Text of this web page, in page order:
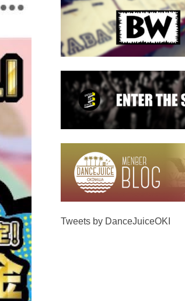
Tweets by DanceJuiceOKI